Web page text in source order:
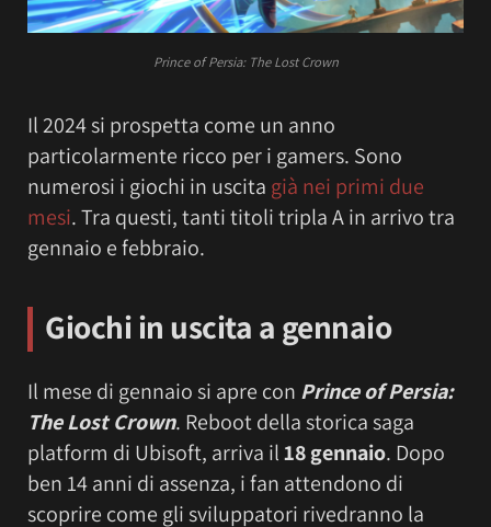
Prince of Persia: The Lost Crown
Il 2024 si prospetta come un anno
particolarmente ricco per i gamers. Sono
numerosi i giochi in uscita già nei primi due
mesi. Tra questi, tanti titoli tripla A in arrivo tra
gennaio e febbraio.
Giochi in uscita a gennaio
Il mese di gennaio si apre con Prince of Persia:
The Lost Crown. Reboot della storica saga
platform di Ubisoft, arriva il18 gennaio. Dopo
ben 14 anni di assenza, i fan attendono di
scoprire come gli sviluppatori rivedranno la